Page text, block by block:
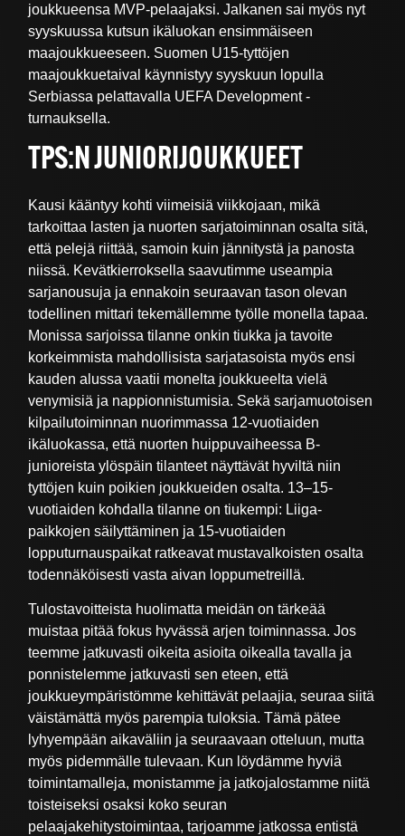
joukkueensa MVP-pelaajaksi. Jalkanen sai myös nyt
syyskuussa kutsun ikäluokan ensimmäiseen
maajoukkueeseen. Suomen U15-tyttöjen
maajoukkuetaival käynnistyy syyskuun lopulla
Serbiassa pelattavalla UEFA Development -
turnauksella.
TPS:N JUNIORIJOUKKUEET
Kausi kääntyy kohti viimeisiä viikkojaan, mikä
tarkoittaa lasten ja nuorten sarjatoiminnan osalta sitä,
että pelejä riittää, samoin kuin jännitystä ja panosta
niissä. Kevätkierroksella saavutimme useampia
sarjanousuja ja ennakoin seuraavan tason olevan
todellinen mittari tekemällemme työlle monella tapaa.
Monissa sarjoissa tilanne onkin tiukka ja tavoite
korkeimmista mahdollisista sarjatasoista myös ensi
kauden alussa vaatii monelta joukkueelta vielä
venymisiä ja nappionnistumisia. Sekä sarjamuotoisen
kilpailutoiminnan nuorimmassa 12-vuotiaiden
ikäluokassa, että nuorten huippuvaiheessa B-
junioreista ylöspäin tilanteet näyttävät hyviltä niin
tyttöjen kuin poikien joukkueiden osalta. 13–15-
vuotiaiden kohdalla tilanne on tiukempi: Liiga-
paikkojen säilyttäminen ja 15-vuotiaiden
lopputurnauspaikat ratkeavat mustavalkoisten osalta
todennäköisesti vasta aivan loppumetreillä.
Tulostavoitteista huolimatta meidän on tärkeää
muistaa pitää fokus hyvässä arjen toiminnassa. Jos
teemme jatkuvasti oikeita asioita oikealla tavalla ja
ponnistelemme jatkuvasti sen eteen, että
joukkueympäristömme kehittävät pelaajia, seuraa siitä
väistämättä myös parempia tuloksia. Tämä pätee
lyhyempään aikaväliin ja seuraavaan otteluun, mutta
myös pidemmälle tulevaan. Kun löydämme hyviä
toimintamalleja, monistamme ja jatkojalostamme niitä
toisteiseksi osaksi koko seuran
pelaajakehitystoimintaa, tarjoamme jatkossa entistä